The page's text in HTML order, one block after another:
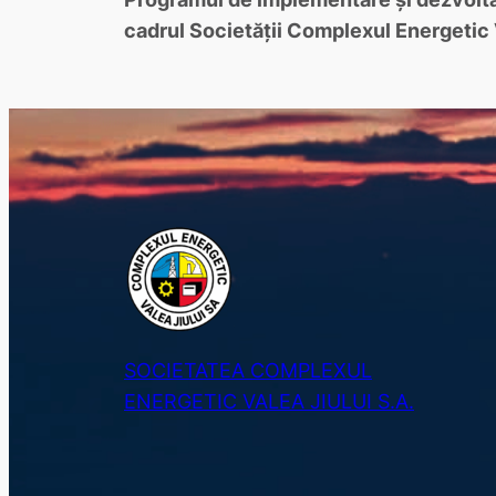
cadrul Societăţii Complexul Energetic
SOCIETATEA COMPLEXUL
ENERGETIC VALEA JIULUI S.A.